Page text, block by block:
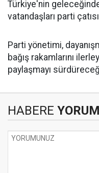
Türkiye'nin
vatandaşları parti
Parti yönetimi,
bağış rakamlarını
paylaşmayı
HABERE